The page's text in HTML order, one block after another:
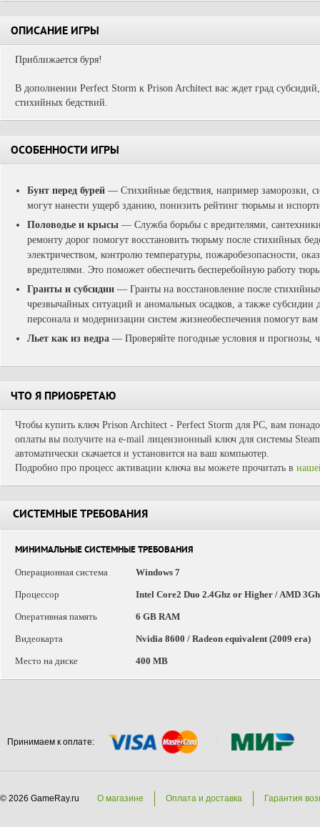
ОПИСАНИЕ ИГРЫ
Приближается буря!
В дополнении Perfect Storm к Prison Architect вас ждет град
стихийных бедствий.
ОСОБЕННОСТИ ИГРЫ
Бунт перед бурей — Стихийные бедствия, например заморозки,
могут нанести ущерб зданию, понизить рейтинг тюрьмы и
Половодье и крысы — Служба борьбы с вредителями,
ремонту дорог помогут восстановить тюрьму после стихийных
электричеством, контролю температуры, пожаробезопасности,
вредителями. Это поможет обеспечить бесперебойную работу
Гранты и субсидии — Гранты на восстановление после
чрезвычайных ситуаций и аномальных осадков, а также
персонала и модернизации систем жизнеобеспечения помогут
Льет как из ведра — Проверяйте погодные условия и прогнозы,
ЧТО Я ПРИОБРЕТАЮ
Чтобы купить ключ Prison Architect - Perfect Storm для PC, вам
оплаты вы получите на e-mail лицензионный ключ для системы
автоматически скачается и установится на ваш компьютер.
Подробно про процесс активации ключа вы можете прочитать в
СИСТЕМНЫЕ ТРЕБОВАНИЯ
МИНИМАЛЬНЫЕ СИСТЕМНЫЕ ТРЕБОВАНИЯ
Операционная система
Windows 7
Процессор Intel Core2 Duo 2.4Ghz or Higher / AMD
Оперативная память 6 GB RAM
Видеокарта Nvidia 8600 / Radeon equivalent (2009 era)
Место на диске 400 MB
Принимаем к оплате:
© 2026 GameRay.ru О магазине Оплата и доставка Гарантия